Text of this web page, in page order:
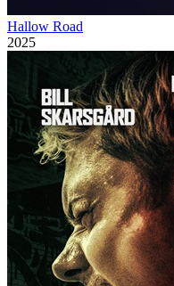
Hallow Road
2025